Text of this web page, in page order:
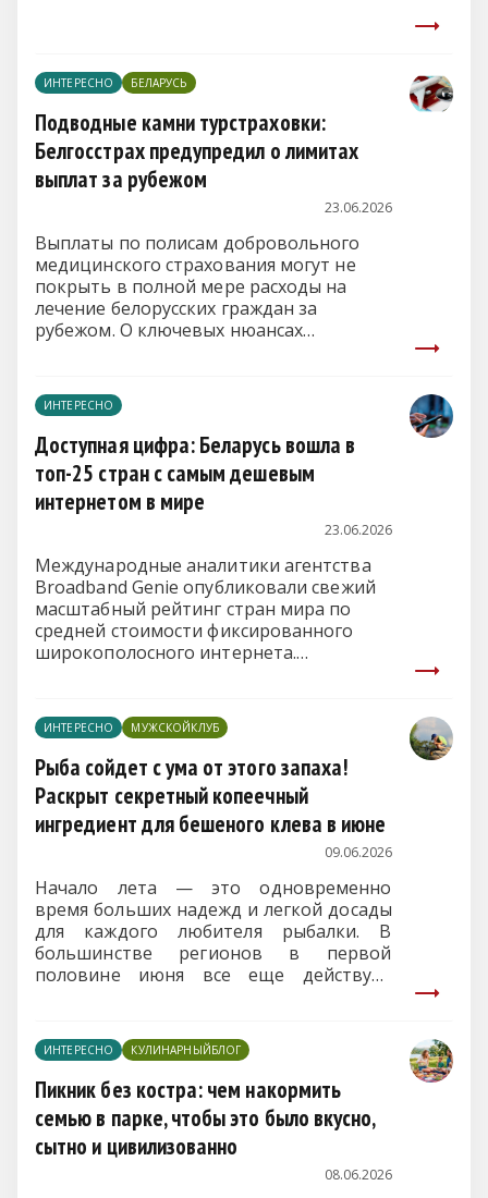
руководство отправить работника в
отпуск принудительно, разъяснила
правовой инспектор труда
Белорусского профсоюза работников
здравоохранения Наталья Сапего.
ИНТЕРЕСНО БЕЛАРУСЬ
Подводные камни турстраховки:
Белгосстрах предупредил о лимитах
выплат за рубежом
23.06.2026
Выплаты по полисам добровольного
медицинского страхования могут не
покрыть в полной мере расходы на
лечение белорусских граждан за
рубежом. О ключевых нюансах
методологии страхования управления
медицинского страхования
Белгосстраха Татьяна Почек.
ИНТЕРЕСНО
Доступная цифра: Беларусь вошла в
топ-25 стран с самым дешевым
интернетом в мире
23.06.2026
Международные аналитики агентства
Broadband Genie опубликовали свежий
масштабный рейтинг стран мира по
средней стоимости фиксированного
широкополосного интернета.
уголках планеты, продемонстрировало
колоссальную разницу между рынками:
стоимость аналогичных услуг в разных
точках Земли отличается более чем в
140 раз.
ИНТЕРЕСНО МУЖСКОЙКЛУБ
Рыба сойдет с ума от этого запаха!
Раскрыт секретный копеечный
ингредиент для бешеного клева в июне
09.06.2026
Начало лета — это одновременно
время больших надежд и легкой досады
для каждого любителя рыбалки. В
большинстве регионов в первой
половине июня все еще действует
костюмах строго карается законом.
Однако для законопослушных
рыболовов, штурмующих водоемы с
берега, июнь открывает невероятные
возможности.
ИНТЕРЕСНО КУЛИНАРНЫЙБЛОГ
Пикник без костра: чем накормить
семью в парке, чтобы это было вкусно,
сытно и цивилизованно
08.06.2026